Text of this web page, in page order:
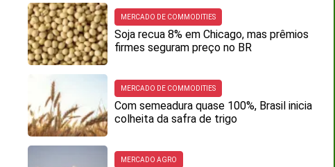
MERCADO DE COMMODITIES
Soja recua 8% em Chicago, mas prêmios
firmes seguram preço no BR
MERCADO DE COMMODITIES
Com semeadura quase 100%, Brasil inicia
colheita da safra de trigo
MERCADO AGRO